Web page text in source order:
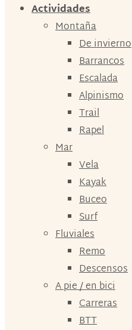
Actividades
Montaña
De invierno
Barrancos
Escalada
Alpinismo
Trail
Rapel
Mar
Vela
Kayak
Buceo
Surf
Fluviales
Remo
Descensos
A pie / en bici
Carreras
BTT